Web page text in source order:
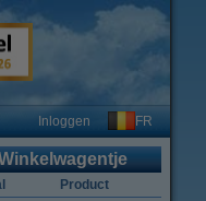
Inloggen FR
Product